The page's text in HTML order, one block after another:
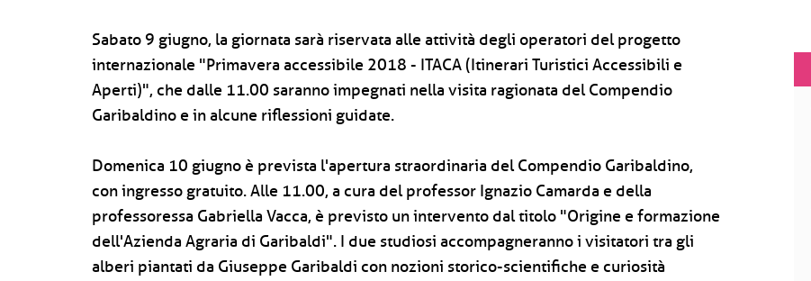
Sabato 9 giugno, la giornata sarà riservata alle attività degli operatori del progetto
internazionale "Primavera accessibile 2018 - ITACA (Itinerari Turistici Accessibili e
Aperti)", che dalle 11.00 saranno impegnati nella visita ragionata del Compendio
Garibaldino e in alcune riflessioni guidate.
Domenica 10 giugno è prevista l'apertura straordinaria del Compendio Garibaldino,
con ingresso gratuito. Alle 11.00, a cura del professor Ignazio Camarda e della
professoressa Gabriella Vacca, è previsto un intervento dal titolo "Origine e formazione
dell'Azienda Agraria di Garibaldi". I due studiosi accompagneranno i visitatori tra gli
alberi piantati da Giuseppe Garibaldi con nozioni storico-scientifiche e curiosità